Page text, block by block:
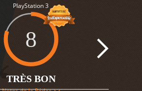
PlayStation 3
8
TRÈS BON